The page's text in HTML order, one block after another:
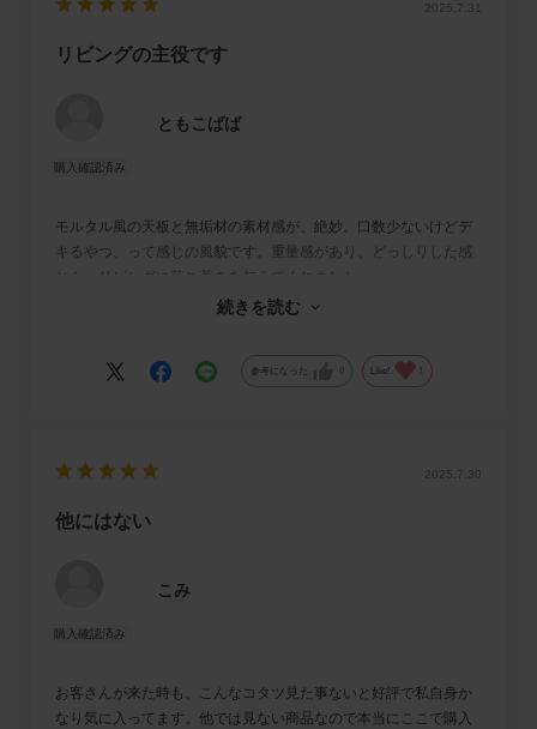
2025.7.31
リビングの主役です
ともこばば
モルタル風の天板と無垢材の素材感が、絶妙。口数少ないけどデ
キるやつ、って感じの風貌です。重量感があり、どっしりした感
じも、リビングに落ち着きを与えてくれました。
冬はラムースコタツ布団と合わせて使っています。身も心も癒さ
続きを読む
参考になった Like!
2025.7.30
他にはない
こみ
お客さんが来た時も、こんなコタツ見た事ないと好評で私自身か
なり気に入ってます。他では見ない商品なので本当にここで購入